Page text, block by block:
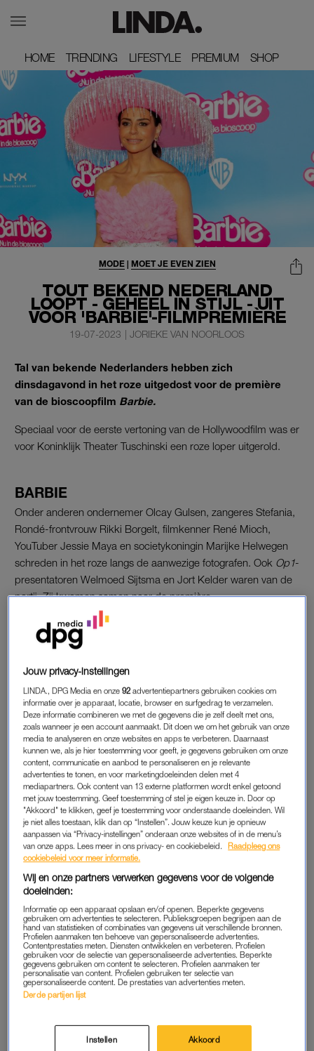
HOME
HOME TRENDING
TRENDING LIFESTYLE
LIFESTYLE PREMIUM
PREMIUM SHOP
SHOP
TOUT BEKEND NEDERLAND
LOOPT - GEHEEL IN STIJL - UIT
VOOR 'BARBIE'-FILMPREMIÈRE
MODE| MOET JE EVEN ZIEN
19-07-2023 | JORIEKE VAN NOORLOOS
Tal van bekende Nederlanders hebben zich
dinsdagavond in het roze uitgedost voor de première
van de bioscoopfilm Barbie.
Speciaal voor de eerste vertoning van de Hollywoodfilm was er
voor Koninklijk Theater Tuschinski een roze loper uitgerold.
BARBIE
Onder anderen ondernemer Olcay Gulsen, zangeres Stefania,
Rondé-frontvrouw Rikki Borgelt, filmkenner René Mioch,
YouTuber Jessie Maya en societykoningin Marijke Helwegen
schreden in het roze langs de aanwezige fotografen. Ook Op1-
presentatoren Welmoed Sijtsma en Jort Kelder waren van de
partij. Zij kwamen samen naar de première.
De komische filmBarbie
de bekende speelgoedpop en haar vriend Ken, die
Robbieverscheende afgelopen tijd wereldwijd op premières
in iconische Barbie-outfits.
Bekijk de BN’er outfits van dinsdagavond hieronder:
Kopen zonder Kijken-collega’s Roos Reedijk en Bob Sikkes:
Op1-presentatoren Jort Kelder en Welmoed Sijtsma:
Jouw privacy-instellingen
LINDA., DPG Media en onze92 advertentiepartners gebruiken cookies om
informatie over je apparaat, locatie, browser en surfgedrag te verzamelen.
Deze informatie combineren we met de gegevens die je zelf deelt met ons,
zoals wanneer je een account aanmaakt. Dit doen we om het gebruik van onze
media te analyseren en onze websites en apps te verbeteren. Daarnaast
kunnen we, als je hier toestemming voor geeft, je gegevens gebruiken om onze
content, communicatie en aanbod te personaliseren en je relevante
advertenties te tonen, en voor marketingdoeleinden delen met 4
mediapartners. Ook content van 13 externe platformen wordt enkel getoond
met jouw toestemming. Geef toestemming of stel je eigen keuze in. Door op
"Akkoord" te klikken, geef je toestemming voor onderstaande doeleinden. Wil
je niet alles toestaan, klik dan op “Instellen”. Jouw keuze kun je opnieuw
aanpassen via “Privacy-instellingen” onderaan onze websites of in de menu’s
van onze apps. Lees meer in ons privacy- en cookiebeleid.
Raadpleeg ons
cookiebeleid voor meer informatie.
Wij en onze partners verwerken gegevens voor de volgende
doeleinden:
Informatie op een apparaat opslaan en/of openen. Beperkte gegevens
gebruiken om advertenties te selecteren. Publieksgroepen begrijpen aan de
hand van statistieken of combinaties van gegevens uit verschillende bronnen.
Profielen aanmaken ten behoeve van gepersonaliseerde advertenties.
Contentprestaties meten. Diensten ontwikkelen en verbeteren. Profielen
gebruiken voor de selectie van gepersonaliseerde advertenties. Beperkte
gegevens gebruiken om content te selecteren. Profielen aanmaken ter
personalisatie van content. Profielen gebruiken ter selectie van
gepersonaliseerde content. De prestaties van advertenties meten.
Derde partijen lijst
Instellen Akkoord